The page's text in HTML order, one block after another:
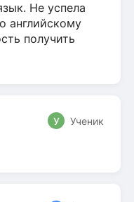
Не успела
английскому
получить
У Ученик